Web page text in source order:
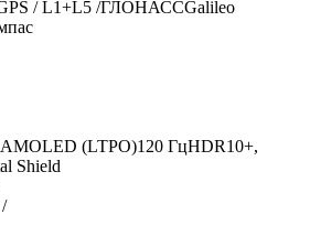
GPS / L1+L5 /ГЛОНАССGalileo
(LTPO)120 ГцHDR10+,
Shield